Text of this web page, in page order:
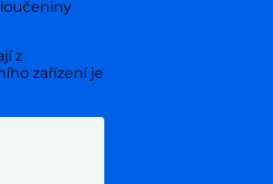
z
zařízení je